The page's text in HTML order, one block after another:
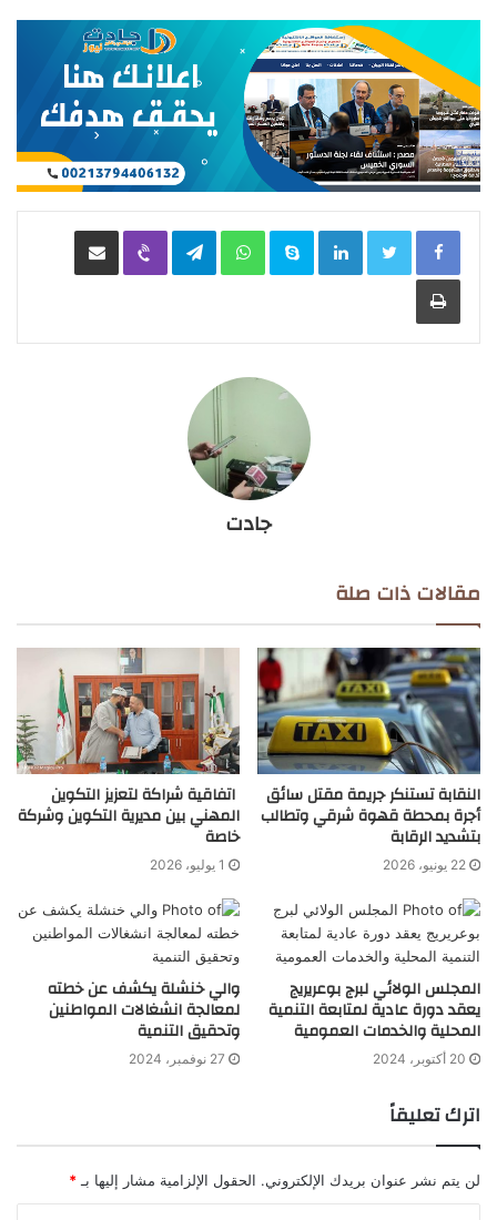
LinkedIn
Skype
WhatsApp
Telegram
Viber مشاركة عبر البريد
طباعة
جادت
مقالات ذات صلة
النقابة تستنكر جريمة مقتل سائق
أجرة بمحطة قهوة شرقي وتطالب
بتشديد الرقابة
22 يونيو، 2026
اتفاقية شراكة لتعزيز التكوين
المهني بين مديرية التكوين وشركة
خاصة
1 يوليو، 2026
المجلس الولائي لبرج بوعريريج
يعقد دورة عادية لمتابعة التنمية
المحلية والخدمات العمومية
20 أكتوبر، 2024
والي خنشلة يكشف عن خطته
لمعالجة انشغالات المواطنين
وتحقيق التنمية
27 نوفمبر، 2024
اترك تعليقاً
لن يتم نشر عنوان بريدك الإلكتروني. الحقول الإلزامية مشار إليها بـ *